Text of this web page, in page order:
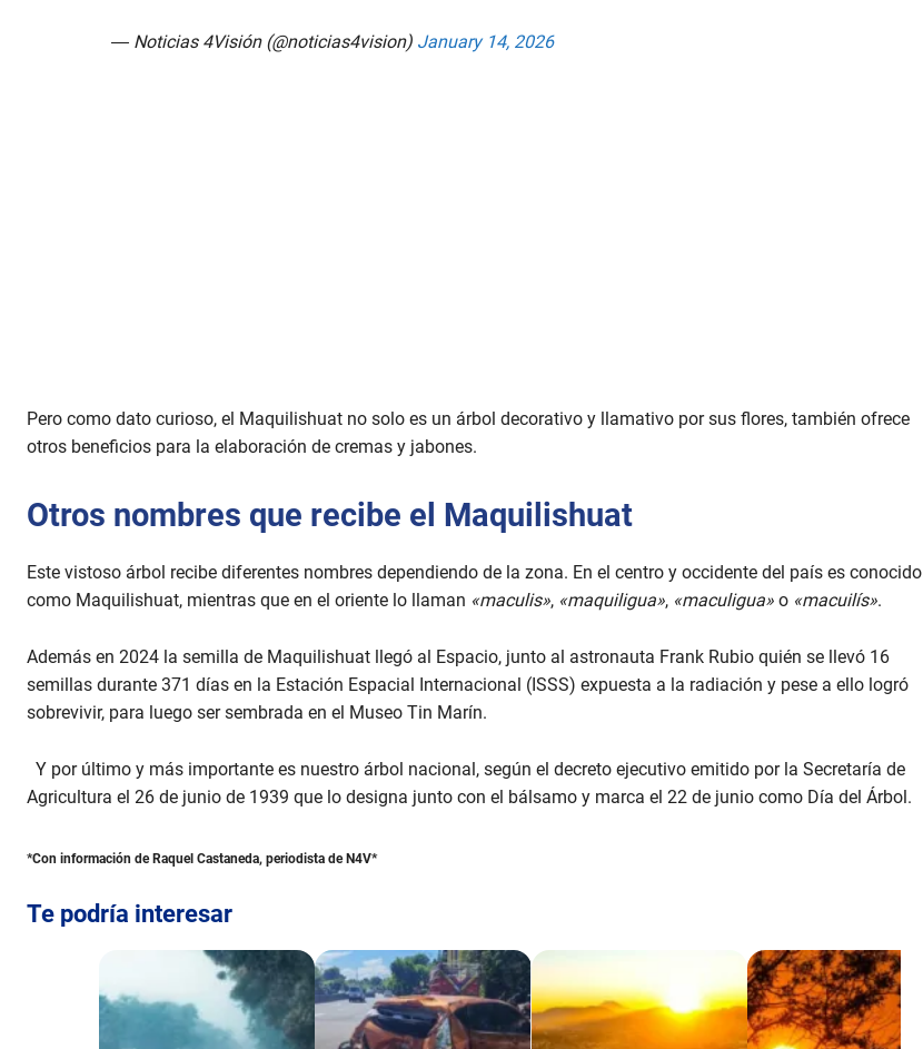
— Noticias 4Visión (@noticias4vision) January 14, 2026
Pero como dato curioso, el Maquilishuat no solo es un árbol decorativo y llamativo por sus flores, también ofrece
otros beneficios para la elaboración de cremas y jabones.
Otros nombres que recibe el Maquilishuat
Este vistoso árbol recibe diferentes nombres dependiendo de la zona. En el centro y occidente del país es conocido
como Maquilishuat, mientras que en el oriente lo llaman «maculis», «maquiligua», «maculigua» o «macuilís».
Además en 2024 la semilla de Maquilishuat llegó al Espacio, junto al astronauta Frank Rubio quién se llevó 16
semillas durante 371 días en la Estación Espacial Internacional (ISSS) expuesta a la radiación y pese a ello logró
sobrevivir, para luego ser sembrada en el Museo Tin Marín.
Y por último y más importante es nuestro árbol nacional, según el decreto ejecutivo emitido por la Secretaría de
Agricultura el 26 de junio de 1939 que lo designa junto con el bálsamo y marca el 22 de junio como Día del Árbol.
*Con información de Raquel Castaneda, periodista de N4V*
Te podría interesar